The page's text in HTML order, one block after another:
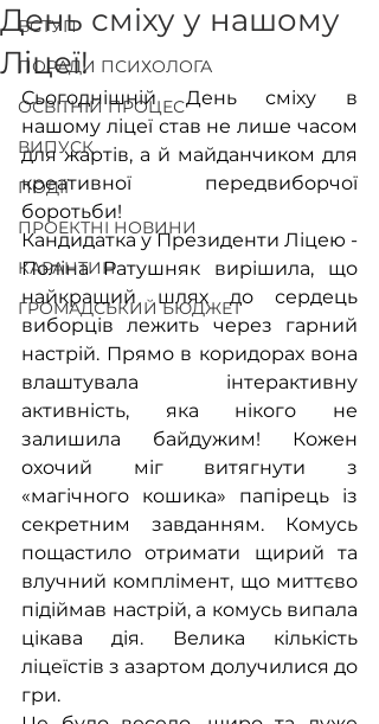
ВСТУП
ПОРАДИ ПСИХОЛОГА
ОСВІТНІЙ ПРОЦЕС
ВИПУСК
ПОДІЇ
ПРОЕКТНІ НОВИНИ
КАРАНТИН
ГРОМАДСЬКИЙ БЮДЖЕТ
День сміху у нашому
Ліцеї!
Сьогоднішній День сміху в
нашому ліцеї став не лише часом
для жартів, а й майданчиком для
креативної передвиборчої
боротьби!
Кандидатка у Президенти Ліцею -
Поліна Ратушняк вирішила, що
найкращий шлях до сердець
виборців лежить через гарний
настрій. Прямо в коридорах вона
влаштувала інтерактивну
активність, яка нікого не
залишила байдужим! Кожен
охочий міг витягнути з
«магічного кошика» папірець із
секретним завданням. Комусь
пощастило отримати щирий та
влучний комплімент, що миттєво
підіймав настрій, а комусь випала
цікава дія. Велика кількість
ліцеїстів з азартом долучилися до
гри.